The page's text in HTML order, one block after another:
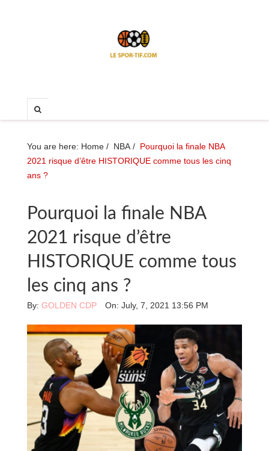
You are here: Home/ NBA/ Pourquoi la finale NBA
2021 risque d’être HISTORIQUE comme tous les cinq
ans ?
Pourquoi la finale NBA
2021 risque d’être
HISTORIQUE comme tous
les cinq ans ?
By: GOLDEN CDP On: July, 7, 2021 13:56 PM